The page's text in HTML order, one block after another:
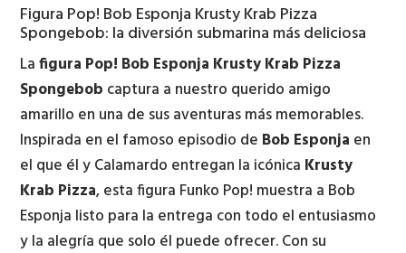
ESPONJA
KRUSTY
KRAB
PIZZA
SPONGEBOB
cantidad
Figura Pop! Bob Esponja Krusty Krab Pizza
Spongebob: la diversión submarina más deliciosa
Lafigura Pop! Bob Esponja Krusty Krab Pizza
Spongebob captura a nuestro querido amigo
amarillo en una de sus aventuras más memorables.
Inspirada en el famoso episodio de Bob Esponja en
el que él y Calamardo entregan la icónica Krusty
Krab Pizza, esta figura Funko Pop! muestra a Bob
Esponja listo para la entrega con todo el entusiasmo
y la alegría que solo él puede ofrecer. Con su